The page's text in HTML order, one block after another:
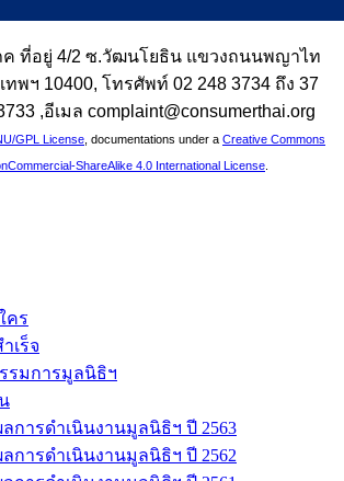
ค ที่อยู่ 4/2 ซ.วัฒนโยธิน แขวงถนนพญาไท
ทพฯ 10400, โทรศัพท์ 02 248 3734 ถึง 37
,อีเมล complaint@consumerthai.org
GPL License , documentations under a Creative Commons
ShareAlike 4.0 International License
คร
เร็จ
รมการมูลนิธิฯ
ลการดำเนินงานมูลนิธิฯ ปี 2563
ลการดำเนินงานมูลนิธิฯ ปี 2562